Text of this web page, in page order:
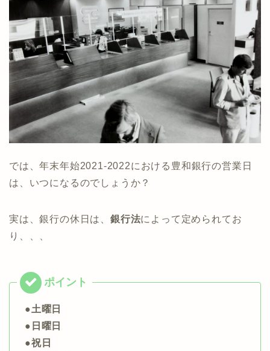
では、年末年始2021-2022における豊和銀行の営業日
は、いつになるのでしょうか？
実は、銀行の休日は、 銀行法によって定められてお
り、、、
●土曜日
●日曜日
●祝日